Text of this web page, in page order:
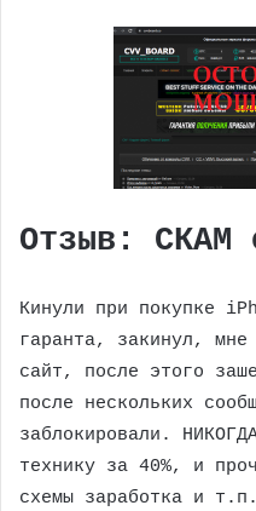
Отзыв: СКАМ
Кинули при покупке
гаранта, закинул, мне
сайт, после этого
после нескольких
заблокировали.
технику за 40%, и
схемы заработка и